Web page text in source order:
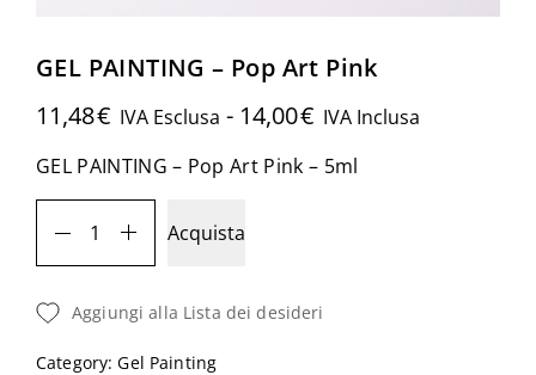
GEL PAINTING – Pop Art Pink
11,48€ IVA Esclusa - 14,00€ IVA Inclusa
GEL PAINTING – Pop Art Pink – 5ml
Pop
Art
Acquista
Aggiungi alla Lista dei desideri
Category:Gel Painting